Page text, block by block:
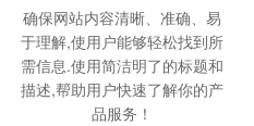
确保网站内容清晰、准确、易
于理解,使用户能够轻松找到所
需信息.使用简洁明了的标题和
描述,帮助用户快速了解你的产
品服务！